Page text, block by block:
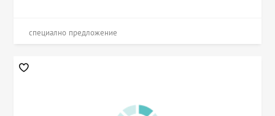
специално предложение